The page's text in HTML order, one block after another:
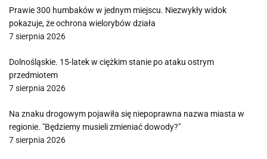
Prawie 300 humbaków w jednym miejscu. Niezwykły widok
pokazuje, że ochrona wielorybów działa
7 sierpnia 2026
Dolnośląskie. 15-latek w ciężkim stanie po ataku ostrym
przedmiotem
7 sierpnia 2026
Na znaku drogowym pojawiła się niepoprawna nazwa miasta w
regionie. "Będziemy musieli zmieniać dowody?"
7 sierpnia 2026